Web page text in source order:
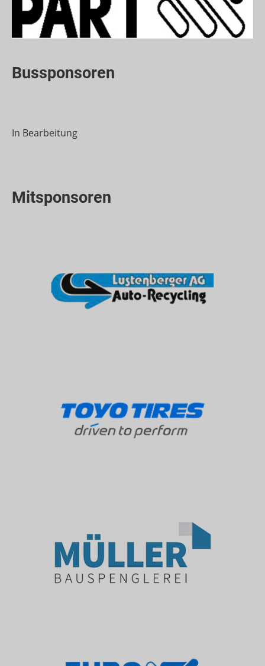
Bussponsoren
In Bearbeitung
Mitsponsoren